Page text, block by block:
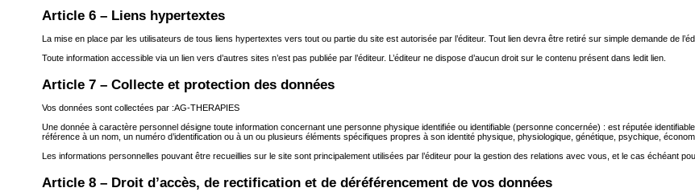
Article 6 – Liens hypertextes
La mise en place par les utilisateurs de tous liens hypertextes vers tout ou partie du site est autorisée par l’éditeur. Tout lien devra être retiré sur simple demande de
Toute information accessible via un lien vers d’autres sites n’est pas publiée par l’éditeur. L’éditeur ne dispose d’aucun droit sur le contenu présent dans ledit lien.
Article 7 – Collecte et protection des données
Vos données sont collectées par :AG-THERAPIES
Une donnée à caractère personnel désigne toute information concernant une personne physique identifiée ou identifiable (personne concernée) : est réputée
référence à un nom, un numéro d’identification ou à un ou plusieurs éléments spécifiques propres à son identité physique, physiologique, génétique, psychique,
Les informations personnelles pouvant être recueillies sur le site sont principalement utilisées par l’éditeur pour la gestion des relations avec vous, et le cas échéant
Article 8 – Droit d’accès, de rectification et de déréférencement de vos données